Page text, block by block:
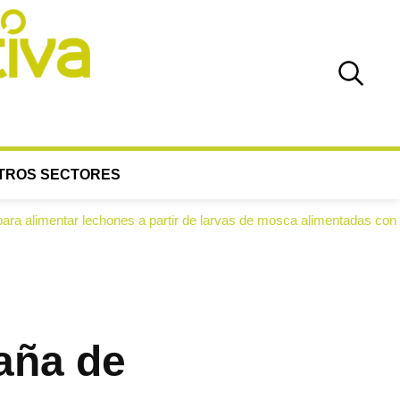
SECTORES
a partir de larvas de mosca alimentadas con alperujo
de